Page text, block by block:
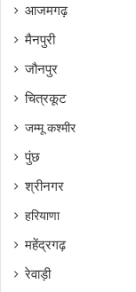
आजमगढ़
मैनपुरी
जौनपुर
चित्रकूट
जम्मू कश्मीर
पुंछ
श्रीनगर
हरियाणा
महेंद्रगढ़
रेवाड़ी